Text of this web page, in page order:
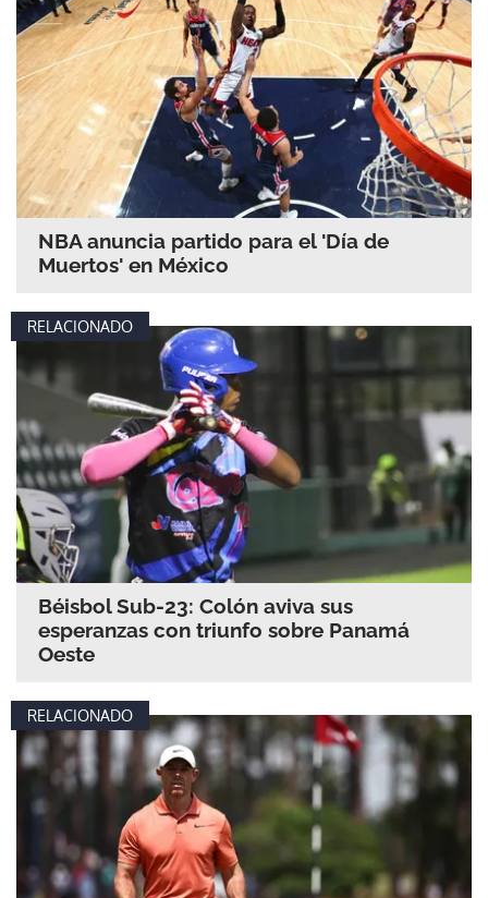
NBA anuncia partido para el 'Día de
Muertos' en México
RELACIONADO
Béisbol Sub-23: Colón aviva sus
esperanzas con triunfo sobre Panamá
Oeste
RELACIONADO